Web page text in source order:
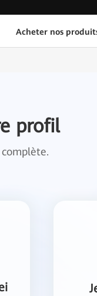
Acheter nos
profil